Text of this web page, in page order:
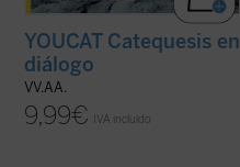
YOUCAT Catequesis en
diálogo
VV.AA.
9,99€ IVA incluido